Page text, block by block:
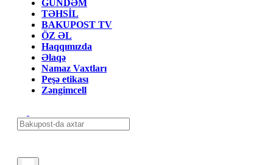
GÜNDƏM
TƏHSİL
BAKUPOST TV
ÖZ ƏL
Haqqımızda
Əlaqə
Namaz Vaxtları
Peşə etikası
Zəngimcell